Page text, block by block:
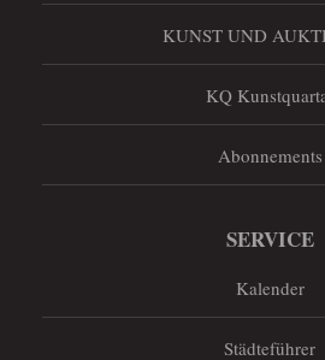
KUNST UND
KQ
Abonnements
SERVICE
Kalender
Städteführer